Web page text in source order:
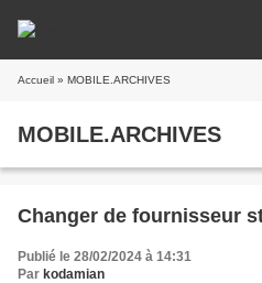
Accueil » MOBILE.ARCHIVES
MOBILE.ARCHIVES
Changer de fournisseur
Publié le 28/02/2024 à 14:31
Par kodamian